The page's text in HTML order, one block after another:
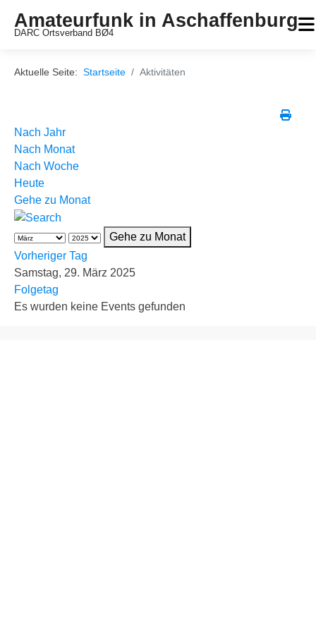
Amateurfunk in Aschaffenburg
DARC Ortsverband BØ4
Aktuelle Seite: Startseite Aktivitäten
Nach Jahr
Nach Monat
Nach Woche
Heute
Gehe zu Monat
Gehe zu Monat
Vorheriger Tag
Samstag, 29. März 2025
Folgetag
Es wurden keine Events gefunden